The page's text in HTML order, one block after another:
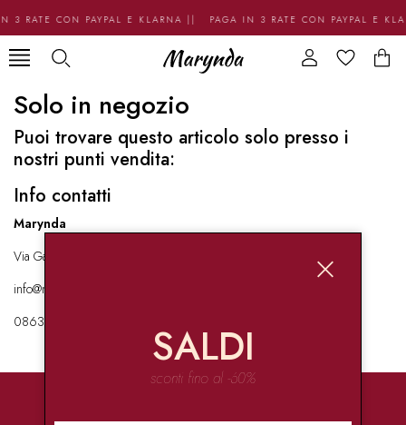
3 RATE CON PAYPAL E KLARNA || PAGA IN 3 RATE CON PAYPAL E
Solo in negozio
Puoi trovare questo articolo solo presso i
nostri punti vendita:
Info contatti
Marynda
Via Garibaldi 136 67051 Avezzano
info@marynda.com
08631871946
SALDI
sconti fino al -60%